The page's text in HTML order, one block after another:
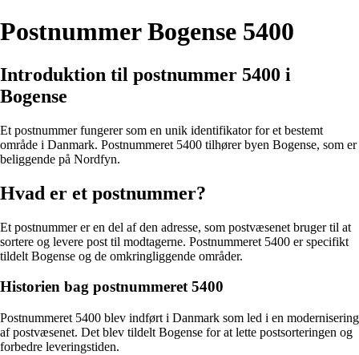
Postnummer Bogense 5400
Introduktion til postnummer 5400 i
Bogense
Et postnummer fungerer som en unik identifikator for et bestemt
område i Danmark. Postnummeret 5400 tilhører byen Bogense, som er
beliggende på Nordfyn.
Hvad er et postnummer?
Et postnummer er en del af den adresse, som postvæsenet bruger til at
sortere og levere post til modtagerne. Postnummeret 5400 er specifikt
tildelt Bogense og de omkringliggende områder.
Historien bag postnummeret 5400
Postnummeret 5400 blev indført i Danmark som led i en modernisering
af postvæsenet. Det blev tildelt Bogense for at lette postsorteringen og
forbedre leveringstiden.